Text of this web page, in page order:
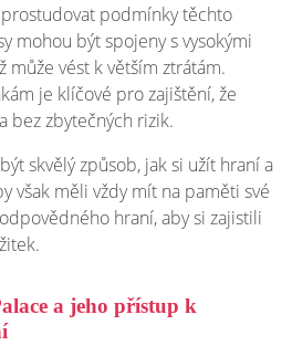
podmínky těchto
mohou být spojeny s vysokými
může vést k větším ztrátám.
je klíčové pro zajištění, že
bez zbytečných rizik.
skvělý způsob, jak si užít hraní a
však měli vždy mít na paměti své
hraní, aby si zajistili
a jeho přístup k